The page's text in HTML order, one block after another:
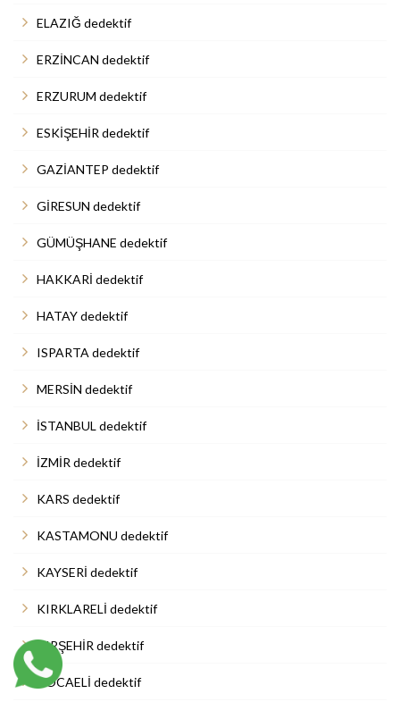
ELAZIĞ dedektif
ERZİNCAN dedektif
ERZURUM dedektif
ESKİŞEHİR dedektif
GAZİANTEP dedektif
GİRESUN dedektif
GÜMÜŞHANE dedektif
HAKKARİ dedektif
HATAY dedektif
ISPARTA dedektif
MERSİN dedektif
İSTANBUL dedektif
İZMİR dedektif
KARS dedektif
KASTAMONU dedektif
KAYSERİ dedektif
KIRKLARELİ dedektif
KIRŞEHİR dedektif
KOCAELİ dedektif